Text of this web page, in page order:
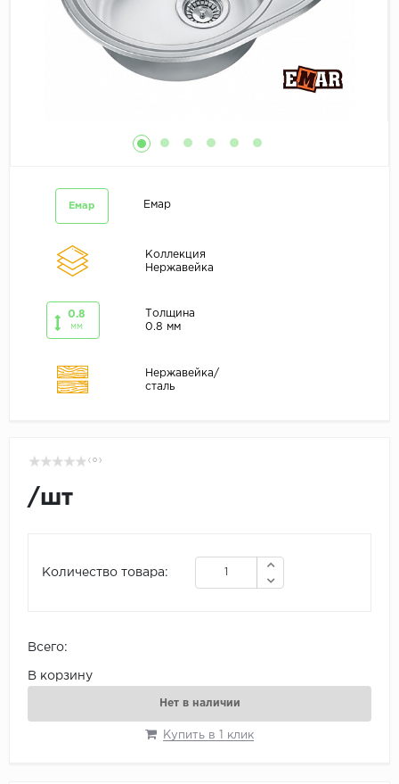
Емар Емар
Коллекция
Нержавейка
0.8
мм
Толщина
0.8 мм
Нержавейка/
сталь
( 0 )
/шт
Количество товара:
Всего:
В корзину
Нет в наличии
Купить в 1 клик